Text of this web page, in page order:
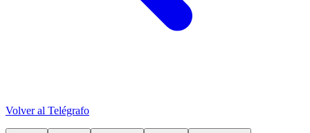
Volver al Telégrafo